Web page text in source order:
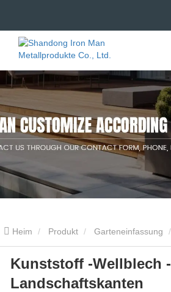
Heim Produkt Garteneinfassung
Kunststoff -Wellblech -Landschaftskanten
Kunststoff -Wellblech -
Landschaftskanten